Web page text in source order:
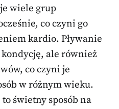
wiele grup
co czyni go
kardio. Pływanie
ale również
co czyni je
w różnym wieku.
to świetny sposób na